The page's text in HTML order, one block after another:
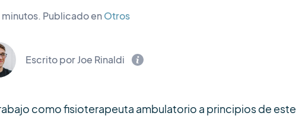
minutos. Publicado enOtros
Escrito por Joe Rinaldi
como fisioterapeuta ambulatorio a principios de este